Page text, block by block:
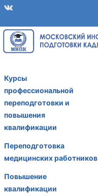
Курсы
профессиональной
переподготовки и
повышения
квалификации
Переподготовка
медицинских работников
Повышение
квалификации